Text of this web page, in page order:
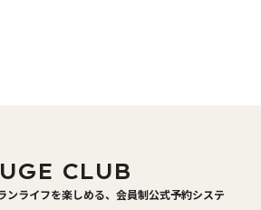
CLUB
ンライフを楽しめる、会員制公式予約システ